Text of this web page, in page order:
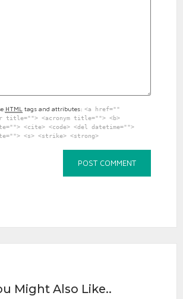
HTML tags and attributes: <a href=""
title=""> <acronym title=""> <b>
<cite> <code> <del datetime="">
<s> <strike> <strong>
Might Also Like..